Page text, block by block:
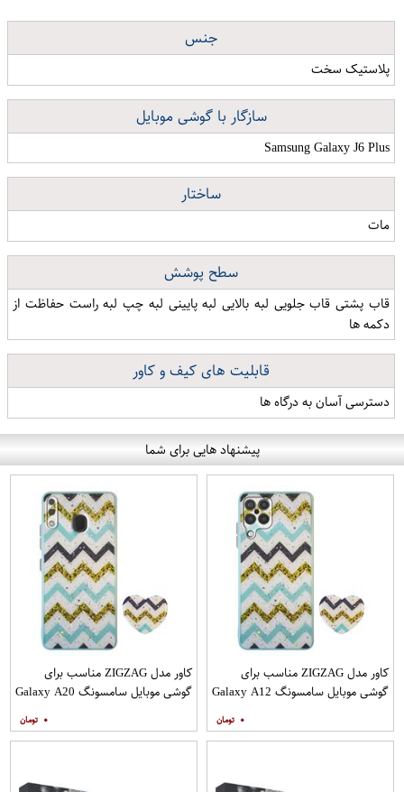
جنس
پلاستیک سخت
سازگار با گوشی موبایل
Samsung Galaxy J6 Plus
ساختار
مات
سطح پوشش
قاب پشتی قاب جلویی لبه بالایی لبه پایینی لبه چپ لبه راست حفاظت از
دکمه ها
قابلیت های کیف و کاور
دسترسی آسان به درگاه ها
پیشنهاد هایی برای شما
کاور مدل ZIGZAG مناسب برای
گوشی موبایل سامسونگ Galaxy A12
۰
کاور مدل ZIGZAG مناسب برای
گوشی موبایل سامسونگ Galaxy A20
۰